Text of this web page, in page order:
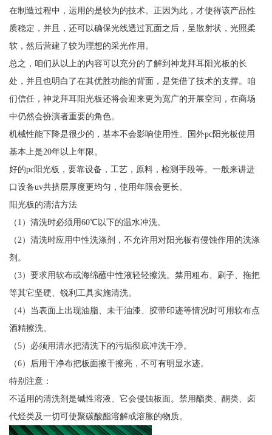
在制造过程中，运用的是较为的技术。正因为此，才使得该产品性
质稳定，并且，还可以确保光线透过瓦面之后，呈散射状，光照柔
软，然后营建了较为理想的采光作用。
总之，咱们从以上的内容可以充分的了解到神龙拜耳阳光板的长
处，并且也明白了在其优胜功能的背面，是凭借了技术的支撑。咱
们信任，神龙拜耳阳光板还将会迎来更为宽广的开展空间，在商场
中仍然会扮演者重要的角色。
机械性能下降是很少的，基本不会影响使用性。国外pc阳光板使用
基本上是20年以上年限。
好的pc阳光板，要靠设备，工艺，原料，检测手段等。一般来讲进
口设备uv共挤层厚度更均匀，使用年限会更长。
阳光板的清洁方法
（1）清洗时必须用60℃以下的温水冲洗。
（2）清洗时应用中性洗涤剂，不允许用对阳光板有侵蚀作用的洗涤
剂。
（3）要求用软布或海绵蘸中性液轻轻擦洗。禁用粗布、刷子、拖把
等其它坚硬、锐利工具实施清洗。
（4）当表面上出现油脂、未干油漆、胶带印迹等情况时可用软布点
酒精擦洗。
（5）必须用清水把清洗下的污垢彻底冲洗干净。
（6）后用干净布把板面擦干擦亮，不可有明显水迹。
特别注意：
不适用的清洗剂是碱性溶液、它会侵蚀板面。禁用酯类、酮类、卤
代烃类及一切可使聚碳酸酯溶解或溶胀的物质。